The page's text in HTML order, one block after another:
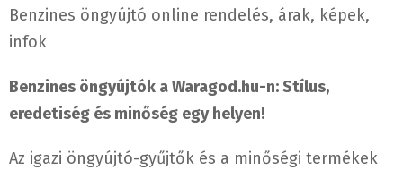
Benzines öngyújtó online rendelés, árak, képek,
infok
Benzines öngyújtók a Waragod.hu-n: Stílus,
eredetiség és minőség egy helyen!
Az igazi öngyújtó-gyűjtők és a minőségi termékek